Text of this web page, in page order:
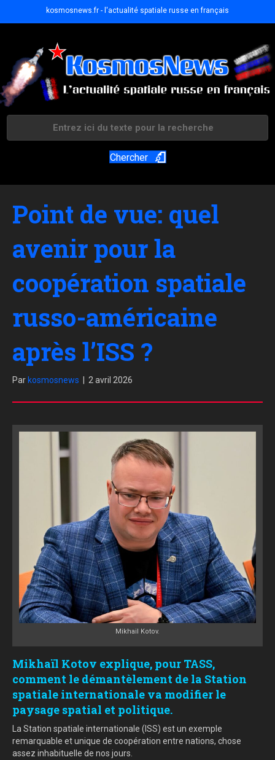
kosmosnews.fr - l'actualité spatiale russe en français
Chercher
Point de vue: quel
avenir pour la
coopération spatiale
russo-américaine
après l’ISS ?
Par kosmosnews 2 avril 2026
Mikhail Kotov.
Mikhaïl Kotov explique, pour TASS,
comment le démantèlement de la Station
spatiale internationale va modifier le
paysage spatial et politique.
La Station spatiale internationale (ISS) est un exemple
remarquable et unique de coopération entre nations, chose
assez inhabituelle de nos jours.